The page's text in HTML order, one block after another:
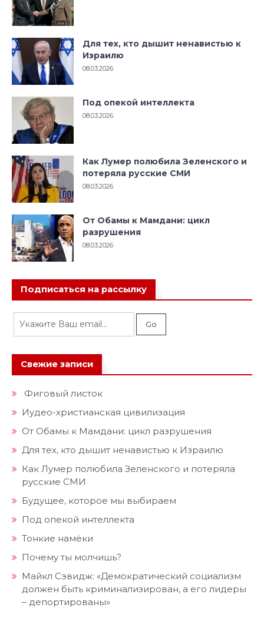
Для тех, кто дышит ненавистью к
Израилю
08.03.2026
Под опекой интеллекта
08.03.2026
Как Лумер полюбила Зеленского и
потеряла русские СМИ
08.03.2026
От Обамы к Мамдани: цикл
разрушения
08.03.2026
Подписаться на рассылку
Свежие записи
Фиговый листок
Иудео-христианская цивилизация
От Обамы к Мамдани: цикл разрушения
Для тех, кто дышит ненавистью к Израилю
Как Лумер полюбила Зеленского и потеряла
русские СМИ
Будущее, которое мы выбираем
Под опекой интеллекта
Тонкие намёки
Почему ты молчишь?
Майкл Сэвидж: «Демократический социализм
должен быть криминализирован, а его лидеры
– депортированы»